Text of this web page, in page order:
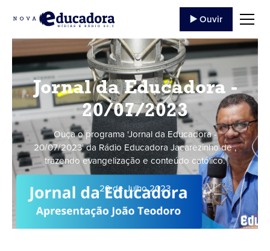
▶️ Ouvir
Jornal da Educadora -
20/07/2023
Ouça o programa 'Jornal da Educadora -
20/07/2023' da Rádio Educadora Jacarezinho de ,
trazendo evangelização e conteúdo católico.
20 de Julho,2023